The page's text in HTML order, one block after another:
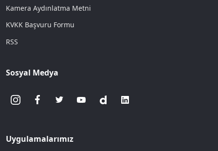
Kamera Aydınlatma Metni
KVKK Başvuru Formu
RSS
Sosyal Medya
Uygulamalarımız